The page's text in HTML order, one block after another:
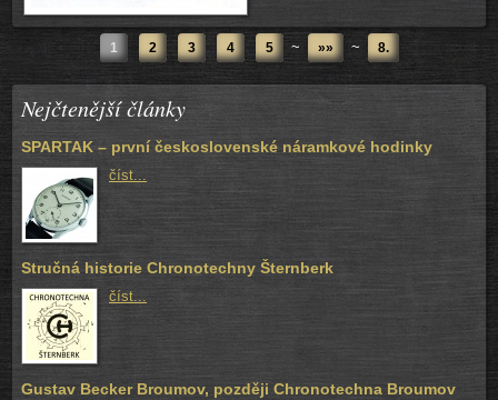
Nejčtenější články
SPARTAK – první československé náramkové hodinky
číst...
Stručná historie Chronotechny Šternberk
číst...
Gustav Becker Broumov, později Chronotechna Broumov
1 2 3 4 5 ~ »» ~ 8.